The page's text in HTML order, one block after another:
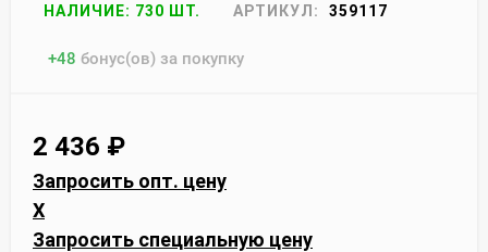
НАЛИЧИЕ: 730 ШТ. АРТИКУЛ: 359117
+48 бонус(ов) за покупку
2 436 ₽
Запросить опт. цену
X
Запросить специальную цену